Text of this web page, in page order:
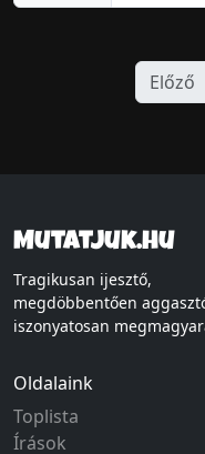
Előző
Mutatjuk.hu
Tragikusan ijesztő,
megdöbbentően
iszonyatosan
Oldalaink
Toplista
Írások